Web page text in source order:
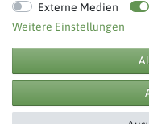
© Copyright 2026 BB Sport
**UVP =
Externe Medien
Weitere Einstellungen